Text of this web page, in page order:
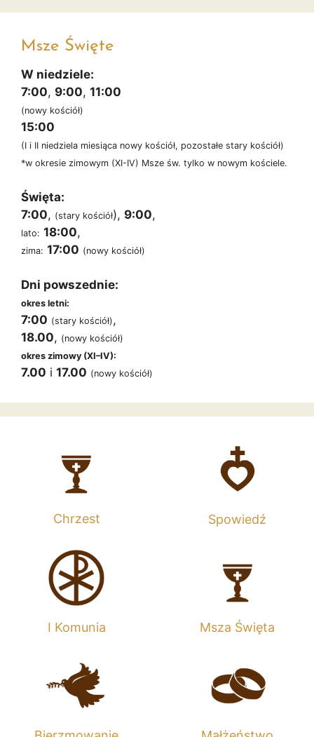
Msze Święte
W niedziele:
7:00, 9:00, 11:00
(nowy kościół)
15:00
(I i II niedziela miesiąca nowy kościół, pozostałe stary kościół)
*w okresie zimowym (XI-IV) Msze św. tylko w nowym kościele.
Święta:
7:00, (stary kościół), 9:00,
lato: 18:00,
zima: 17:00 (nowy kościół)
Dni powszednie:
okres letni:
7:00 (stary kościół),
18.00, (nowy kościół)
okres zimowy (XI–IV):
7.00 i 17.00 (nowy kościół)
Chrzest Spowiedź
I Komunia Msza Święta